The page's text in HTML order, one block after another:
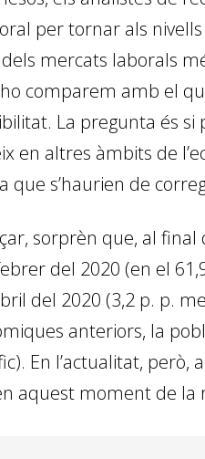
per tornar als
mercats laborals
comparem amb el
La pregunta és
en altres àmbits de
que s’haurien de
sorprèn que, al final
del 2020 (en el
del 2020 (3,2 p. p.
anteriors, la
En l’actualitat,
aquest moment de la